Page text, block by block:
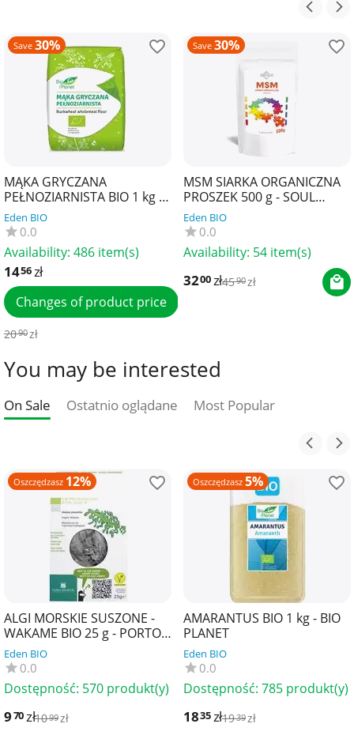
Save 30%
MĄKA GRYCZANA
PEŁNOZIARNISTA BIO 1 kg -
BIO PLANET
Eden BIO
0.0
Availability: 486 item(s)
1456zł
Changes of product price
2090zł
Save 30%
MSM SIARKA ORGANICZNA
PROSZEK 500 g - SOUL
FARM
Eden BIO
0.0
Availability: 54 item(s)
3200zł4590zł
You may be interested
On Sale Ostatnio oglądane Most Popular
Oszczędzasz 12%
ALGI MORSKIE SUSZONE -
WAKAME BIO 25 g - PORTO
MUINOS
Eden BIO
0.0
Dostępność: 570 produkt(y)
970zł1099zł
Oszczędzasz 5%
AMARANTUS BIO 1 kg - BIO
PLANET
Eden BIO
0.0
Dostępność: 785 produkt(y)
1835zł1939zł